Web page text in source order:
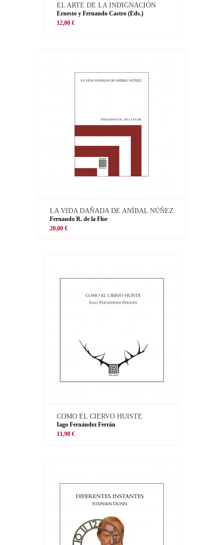
EL ARTE DE LA INDIGNACIÓN
Ernesto y Fernando Castro (Eds.)
12,00 €
LA VIDA DAÑADA DE ANÍBAL NÚÑEZ
Fernando R. de la Flor
20,00 €
COMO EL CIERVO HUISTE
Iago Fernández Ferrán
11,90 €